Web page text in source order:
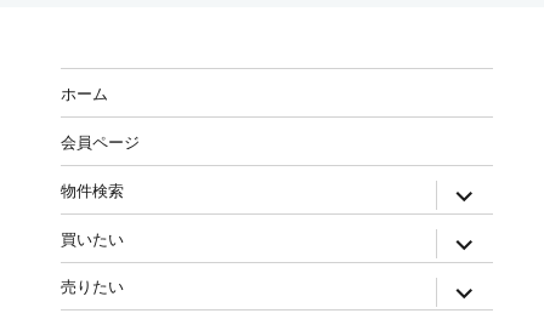
ホーム
会員ページ
物件検索
買いたい
売りたい